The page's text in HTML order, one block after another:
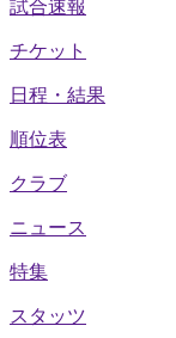
試合速報
チケット
日程・結果
順位表
クラブ
ニュース
特集
スタッツ